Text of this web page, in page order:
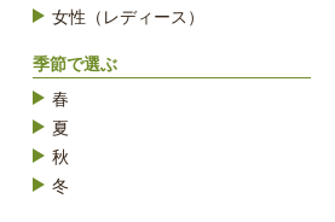
女性（レディース）
季節で選ぶ
春
夏
秋
冬